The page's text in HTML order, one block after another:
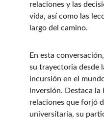
relaciones y las
vida, así como las
largo del camino.
En esta
su trayectoria desde
incursión en el
inversión. Destaca la
relaciones que forjó
universitaria, su